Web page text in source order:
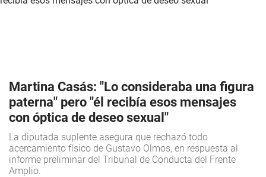
Martina Casás: "Lo consideraba una figura
paterna" pero "él recibía esos mensajes
con óptica de deseo sexual"
La diputada suplente asegura que rechazó todo
acercamiento físico de Gustavo Olmos, en respuesta al
informe preliminar del Tribunal de Conducta del Frente
Amplio.